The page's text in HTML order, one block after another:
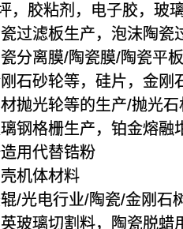
，胶粘剂，电子胶，玻
过滤板生产，泡沫陶瓷
分离膜/陶瓷膜/陶瓷平
石砂轮等，硅片，金刚
抛光轮等的生产/抛光
钢格栅生产，铂金熔融
用代替锆粉
机体材料
/光电行业/陶瓷/金刚石
玻璃切割料，陶瓷脱蜡